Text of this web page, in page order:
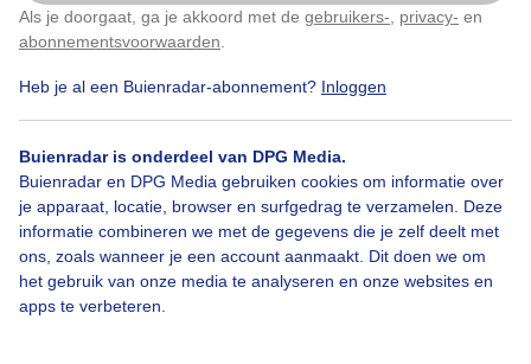
Als je doorgaat, ga je akkoord met de gebruikers- privacy- en
abonnementsvoorwaarden
Heb je al een Buienradar-abonnement? Inloggen
Buienradar is onderdeel van DPG Media.
Buienradar en DPG Media gebruiken cookies om informatie over
je apparaat, locatie, browser en surfgedrag te verzamelen. Deze
informatie combineren we met de gegevens die je zelf deelt met
ons, zoals wanneer je een account aanmaakt. Dit doen we om
het gebruik van onze media te analyseren en onze websites en
apps te verbeteren.
Herfst
Bekijk slideshow
Klik hierom dit aan te passen